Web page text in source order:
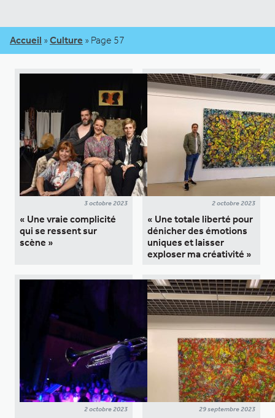
Accueil » Culture » Page 57
3 octobre 2023
« Une vraie complicité
qui se ressent sur
scène »
2 octobre 2023
« Une totale liberté pour
dénicher des émotions
uniques et laisser
exploser ma créativité »
2 octobre 2023 29 septembre 2023